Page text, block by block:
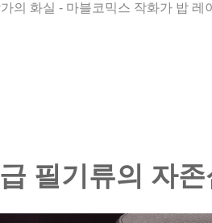
의 화실 - 마블코믹스 작화가 밥 레
필기류의 자존